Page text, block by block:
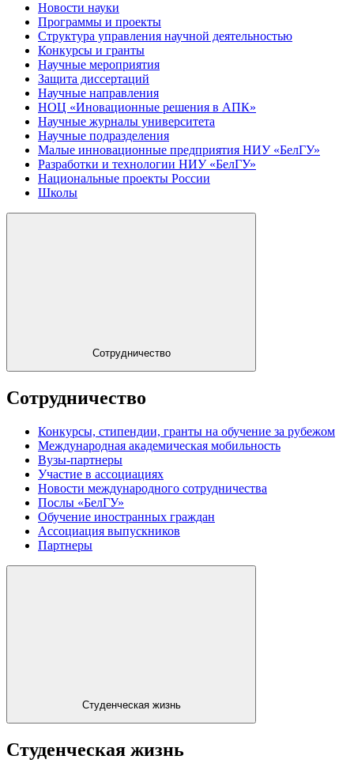
Новости науки
Программы и проекты
Структура управления научной деятельностью
Конкурсы и гранты
Научные мероприятия
Защита диссертаций
Научные направления
НОЦ «Иновационные решения в АПК»
Научные журналы университета
Научные подразделения
Малые инновационные предприятия НИУ «БелГУ»
Разработки и технологии НИУ «БелГУ»
Национальные проекты России
Школы
Сотрудничество
Сотрудничество
Конкурсы, стипендии, гранты на обучение за рубежом
Международная академическая мобильность
Вузы-партнеры
Участие в ассоциациях
Новости международного сотрудничества
Послы «БелГУ»
Обучение иностранных граждан
Ассоциация выпускников
Партнеры
Студенческая жизнь
Студенческая жизнь